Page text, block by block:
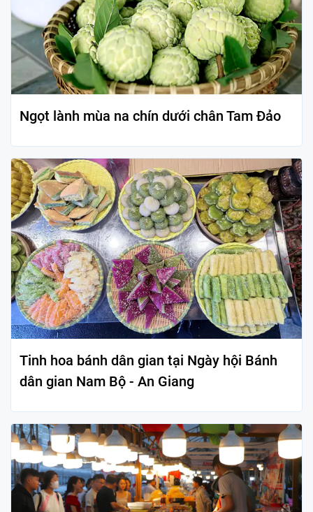
Ngọt lành mùa na chín dưới chân Tam Đảo
Tinh hoa bánh dân gian tại Ngày hội Bánh
dân gian Nam Bộ - An Giang